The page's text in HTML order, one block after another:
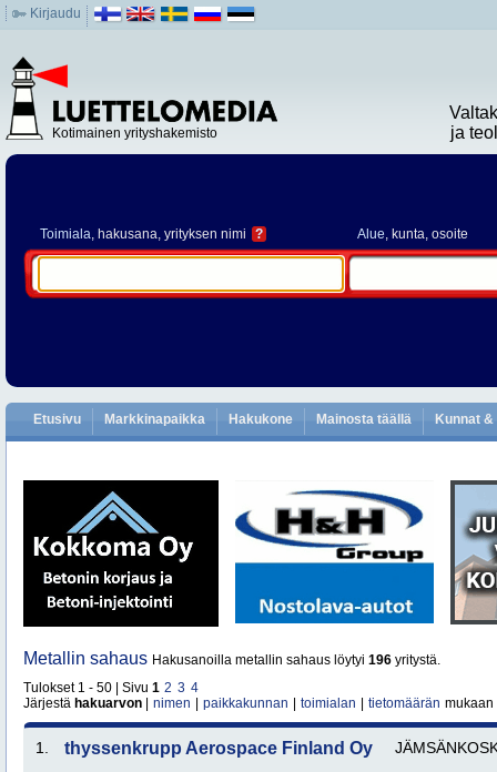
Kirjaudu
Kotimainen yrityshakemisto
ja
Toimiala, hakusana, yrityksen nimi ? Alue, kunta, osoite
Etusivu Markkinapaikka Hakukone Mainosta täällä Kunnat
Metallin sahaus Hakusanoilla metallin sahaus löytyi 196 yritystä.
Tulokset 1 - 50 | Sivu 1 2 3 4
Järjestä hakuarvon nimen paikkakunnan toimialan tietomäärän mukaan
1. thyssenkrupp Aerospace Finland Oy